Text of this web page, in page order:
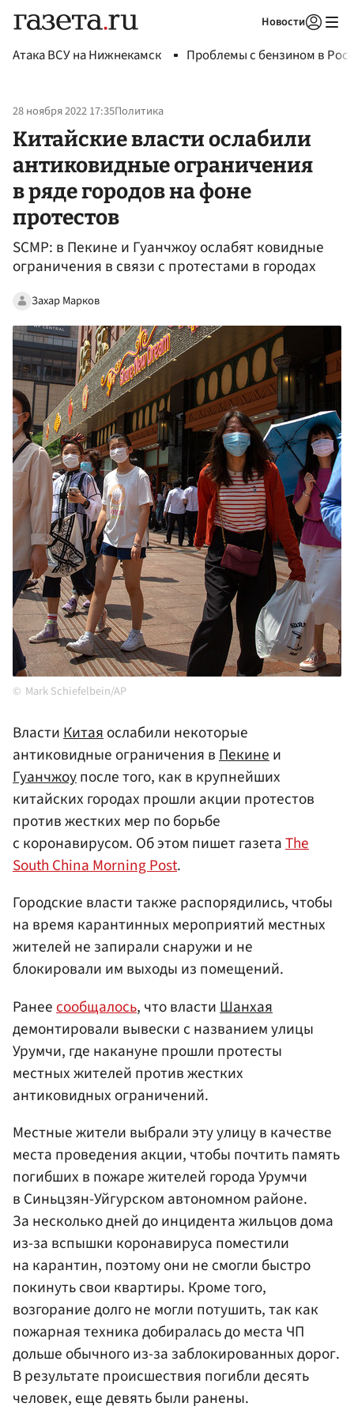
Новости
Атака ВСУ на Нижнекамск Проблемы с бензином в
28 ноября 2022 17:35Политика
Китайские власти ослабили
антиковидные ограничения
в ряде городов на фоне
протестов
SCMP: в Пекине и Гуанчжоу ослабят ковидные
ограничения в связи с протестами в городах
Захар Марков
Mark Schiefelbein/AP
ВластиКитаяослабили некоторые
антиковидные ограничения вПекинеи
Гуанчжоупосле того, как в крупнейших
китайских городах прошли акции протестов
против жестких мер по борьбе
с коронавирусом. Об этом пишет газетаThe
South China Morning Post.
Городские власти также распорядились, чтобы
на время карантинных мероприятий местных
жителей не запирали снаружи и не
блокировали им выходы из помещений.
Ранее сообщалось, что власти Шанхая
демонтировали вывески с названием улицы
Урумчи, где накануне прошли протесты
местных жителей против жестких
антиковидных ограничений.
Местные жители выбрали эту улицу в качестве
места проведения акции, чтобы почтить память
погибших в пожаре жителей города Урумчи
в Синьцзян-Уйгурском автономном районе.
За несколько дней до инцидента жильцов дома
из-за вспышки коронавируса поместили
на карантин, поэтому они не смогли быстро
покинуть свои квартиры. Кроме того,
возгорание долго не могли потушить, так как
пожарная техника добиралась до места ЧП
дольше обычного из-за заблокированных дорог.
В результате происшествия погибли десять
человек, еще девять были ранены.